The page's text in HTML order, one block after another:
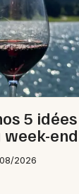
5 idées
end
2026